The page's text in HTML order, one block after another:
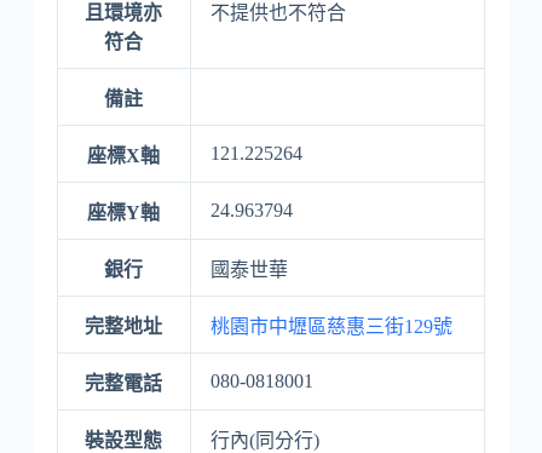
且環境亦
符合
不提供也不符合
備註
座標X軸 121.225264
座標Y軸 24.963794
銀行 國泰世華
完整地址 桃園市中壢區慈惠三街129號
完整電話 080-0818001
裝設型態 行內(同分行)